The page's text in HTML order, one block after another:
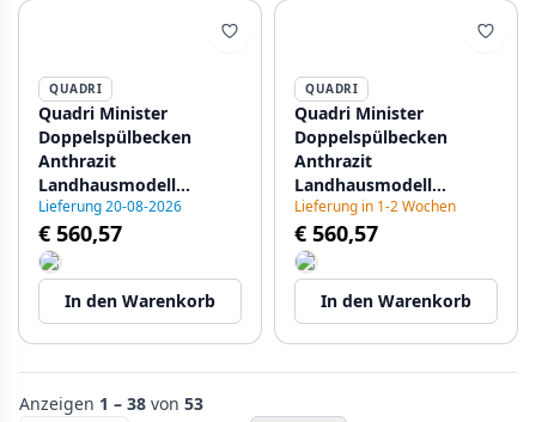
QUADRI
Quadri Minister
Doppelspülbecken
Anthrazit
Landhausmodell
90x62cm mit
Goldstecker 1208956323
Lieferung 20-08-2026
€ 560,57
In den Warenkorb
QUADRI
Quadri Minister
Doppelspülbecken
Anthrazit
Landhausmodell
90x62cm mit
Kupferstecker
1208956324
Lieferung in 1-2 Wochen
€ 560,57
In den Warenkorb
Anzeigen 1 – 38 von 53